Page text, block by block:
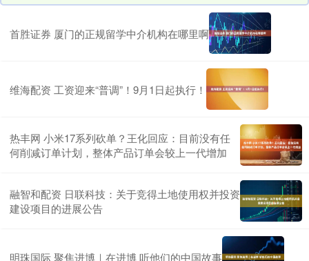
首胜证券 厦门的正规留学中介机构在哪里啊
维海配资 工资迎来“普调”！9月1日起执行！
热丰网 小米17系列砍单？王化回应：目前没有任
何削减订单计划，整体产品订单会较上一代增加
融智和配资 日联科技：关于竞得土地使用权并投资
建设项目的进展公告
明珠国际 聚焦进博｜在进博 听他们的中国故事